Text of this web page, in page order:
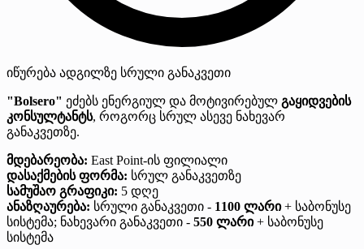
იწურება ადგილზე სრული განაკვეთი
"Bolsero" ეძებს ენერგიულ და მოტივირებულ გაყიდვების
კონსულტანტს, როგორც სრულ ასევე ნახევარ
განაკვეთზე.
მდებარეობა: East Point-ის ფილიალი
დასაქმების ფორმა: სრულ განაკვეთზე
სამუშაო გრაფიკი: 5 დღე
ანაზღაურება: სრული განაკვეთი - 1100 ლარი+ საბონუსე
სისტემა; ნახევარი განაკვეთი - 550 ლარი+ საბონუსე
სისტემა